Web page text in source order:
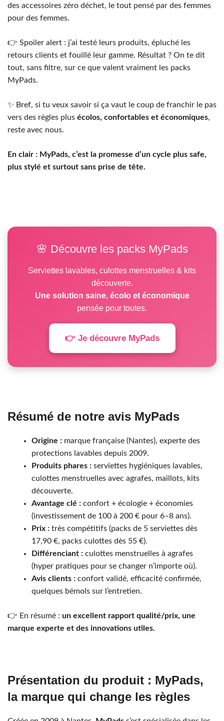
des accessoires zéro déchet, le tout pensé par des femmes
pour des femmes.
👉 Spoiler alert : j’ai testé leurs produits, épluché les
retours clients et fouillé leur gamme. Résultat ? On te dit
tout, sans filtre, sur ce que valent vraiment les packs
MyPads.
✨ Bref, si tu veux savoir si ça vaut le coup de franchir le pas
vers des règles plus écolos, confortables et économiques,
reste avec nous.
En clair : MyPads, c’est la promesse d’un cycle plus safe,
plus stylé et surtout sans prise de tête.
🌸 Découvre les packs MyPads
Serviettes lavables, culottes menstruelles & kits
découverte.
Une solution saine, écolo et économique
pensée pour toutes.
👉 Je découvre MyPads
Résumé de notre avis MyPads
Origine : marque française (Nantes), experte des
protections lavables depuis 2009.
Produits phares : serviettes hygiéniques lavables,
culottes menstruelles avec agrafes, maillots, kits
découverte.
Avantage clé : confort + écologie + économies
(investissement de 100 à 200 € pour 6–8 ans).
Prix : très compétitifs (packs de 5 serviettes dès
17,90 €, packs culottes dès 55 €).
Différenciant : culottes menstruelles à agrafes
(hyper pratiques pour se changer n’importe où).
Avis clients : confort validé, efficacité confirmée,
quelques bémols sur l’entretien.
👉 En résumé : un excellent rapport qualité/prix, une
marque experte et des innovations utiles.
Présentation du produit : MyPads,
la marque qui change les règles